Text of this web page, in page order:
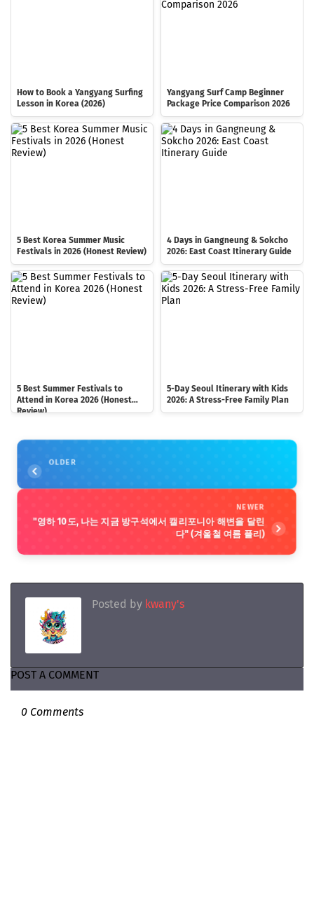
How to Book a Yangyang Surfing
Lesson in Korea (2026)
Yangyang Surf Camp Beginner
Package Price Comparison 2026
5 Best Korea Summer Music
Festivals in 2026 (Honest Review)
4 Days in Gangneung & Sokcho
2026: East Coast Itinerary Guide
5 Best Summer Festivals to
Attend in Korea 2026 (Honest
Review)
5-Day Seoul Itinerary with Kids
2026: A Stress-Free Family Plan
OLDER
NEWER
"영하 10도, 나는 지금 방구석에서 캘리포니아 해변을 달린
다" (겨울철 여름 플리)
Posted by kwany's
POST A COMMENT
0 Comments